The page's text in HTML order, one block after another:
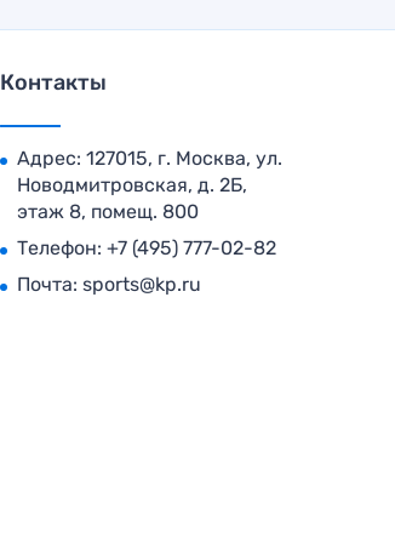
Контакты
Адрес: 127015, г. Москва, ул.
Новодмитровская, д. 2Б,
этаж 8, помещ. 800
Телефон: +7 (495) 777-02-82
Почта: sports@kp.ru